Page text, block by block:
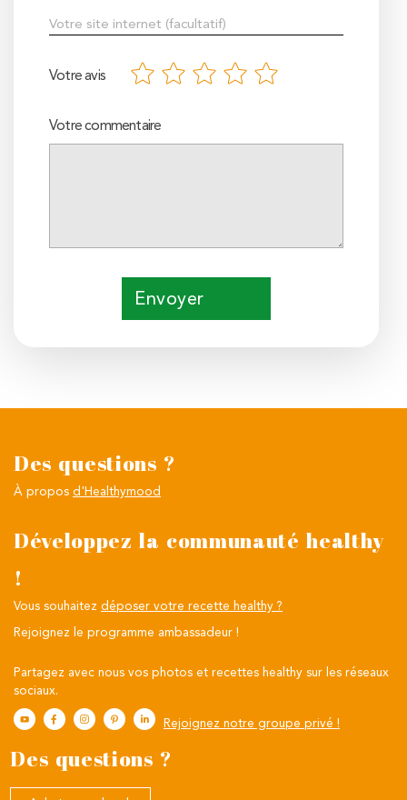
Votre avis
Votre commentaire
Envoyer
Des questions ?
À propos d'Healthymood
Développez la communauté healthy
!
Vous souhaitez déposer votre recette healthy ?
Rejoignez le programme ambassadeur !
Partagez avec nous vos photos et recettes healthy sur les réseaux
sociaux.
Rejoignez notre groupe privé !
Des questions ?